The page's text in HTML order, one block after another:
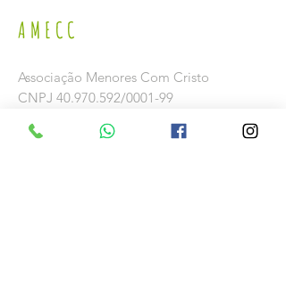
AMECC
Associação Menores Com Cristo
CNPJ 40.970.592/0001-99
Rua Pe. Ibiapina 110,
Caixa Postal 25